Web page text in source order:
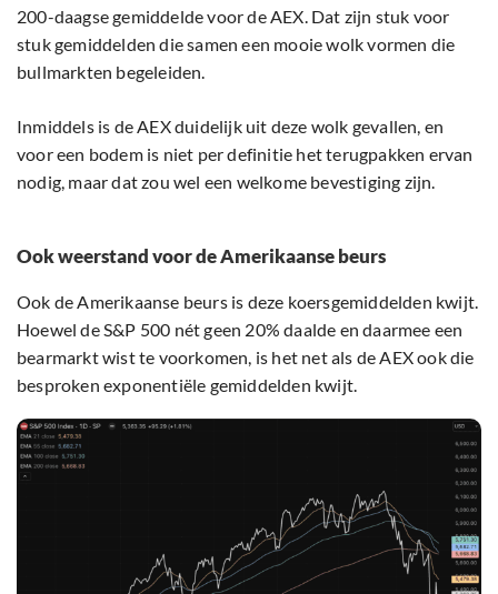
200-daagse gemiddelde voor de AEX. Dat zijn stuk voor
stuk gemiddelden die samen een mooie wolk vormen die
bullmarkten begeleiden.
Inmiddels is de AEX duidelijk uit deze wolk gevallen, en
voor een bodem is niet per definitie het terugpakken ervan
nodig, maar dat zou wel een welkome bevestiging zijn.
Ook weerstand voor de Amerikaanse beurs
Ook de Amerikaanse beurs is deze koersgemiddelden kwijt.
Hoewel de S&P 500 nét geen 20% daalde en daarmee een
bearmarkt wist te voorkomen, is het net als de AEX ook die
besproken exponentiële gemiddelden kwijt.